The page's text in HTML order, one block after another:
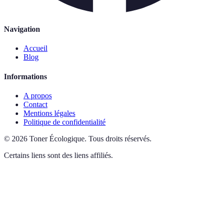
Navigation
Accueil
Blog
Informations
A propos
Contact
Mentions légales
Politique de confidentialité
© 2026 Toner Écologique. Tous droits réservés.
Certains liens sont des liens affiliés.